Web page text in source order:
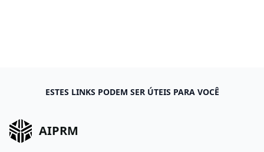
ESTES LINKS PODEM SER ÚTEIS PARA VOCÊ
AIPRM